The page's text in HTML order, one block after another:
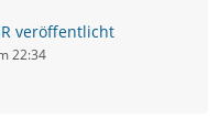
veröffentlicht
22:34